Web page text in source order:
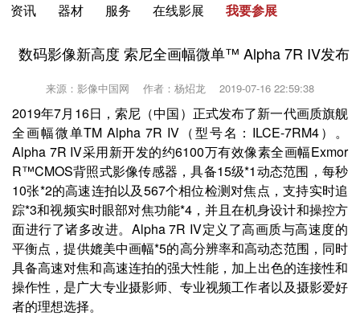
资讯 器材 服务 在线影展 我要参展
数码影像新高度 索尼全画幅微单™ Alpha 7R IV发布
来源：影像中国网 作者：杨炤龙 2019-07-16 22:59:38
2019年7月16日，索尼（中国）正式发布了新一代画质旗舰
全画幅微单TM Alpha 7R IV（型号名：ILCE-7RM4）。
Alpha 7R IV采用新开发的约6100万有效像素全画幅Exmor
R™CMOS背照式影像传感器，具备15级*1动态范围，每秒
10张*2的高速连拍以及567个相位检测对焦点，支持实时追
踪*3和视频实时眼部对焦功能*4，并且在机身设计和操控方
面进行了诸多改进。Alpha 7R IV定义了高画质与高速度的
平衡点，提供媲美中画幅*5的高分辨率和高动态范围，同时
具备高速对焦和高速连拍的强大性能，加上出色的连接性和
操作性，是广大专业摄影师、专业视频工作者以及摄影爱好
者的理想选择。